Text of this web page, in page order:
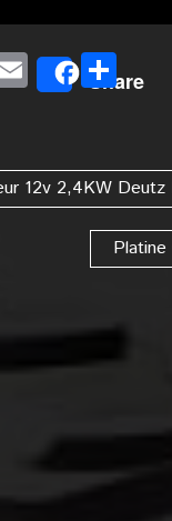
EmailShare
12v 2,4KW